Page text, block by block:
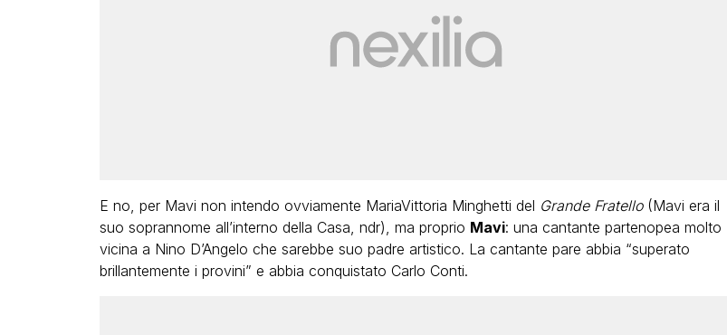
E no, per Mavi non intendo ovviamente MariaVittoria Minghetti del Grande Fratello(Mavi era il
suo soprannome all’interno della Casa, ndr), ma proprio Mavi: una cantante partenopea molto
vicina a Nino D’Angelo che sarebbe suo padre artistico. La cantante pare abbia “superato
brillantemente i provini” e abbia conquistato Carlo Conti.
compleanno con tutte le grandi
dive compie 15 anni: il video